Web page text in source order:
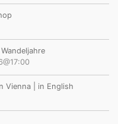
Vienna | in English